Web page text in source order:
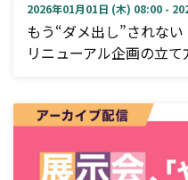
2026年01月01日 (木) 08:00 -
もう“ダメ出し”されな
リニューアル企画の立て